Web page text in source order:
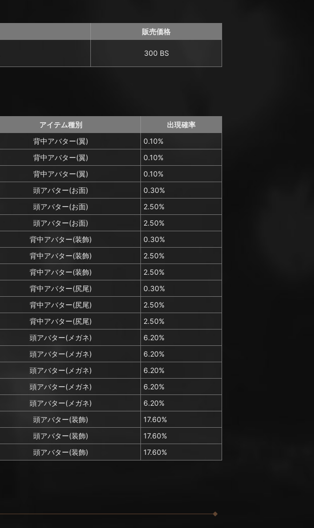
販売価格
300 BS
アイテム種別
出現確率
背中アバター(翼)
0.10%
背中アバター(翼)
0.10%
背中アバター(翼)
0.10%
頭アバター(お面)
0.30%
頭アバター(お面)
2.50%
頭アバター(お面)
2.50%
背中アバター(装飾)
0.30%
背中アバター(装飾)
2.50%
背中アバター(装飾)
2.50%
背中アバター(尻尾)
0.30%
背中アバター(尻尾)
2.50%
背中アバター(尻尾)
2.50%
頭アバター(メガネ)
6.20%
頭アバター(メガネ)
6.20%
頭アバター(メガネ)
6.20%
頭アバター(メガネ)
6.20%
頭アバター(メガネ)
6.20%
頭アバター(装飾)
17.60%
頭アバター(装飾)
17.60%
頭アバター(装飾)
17.60%